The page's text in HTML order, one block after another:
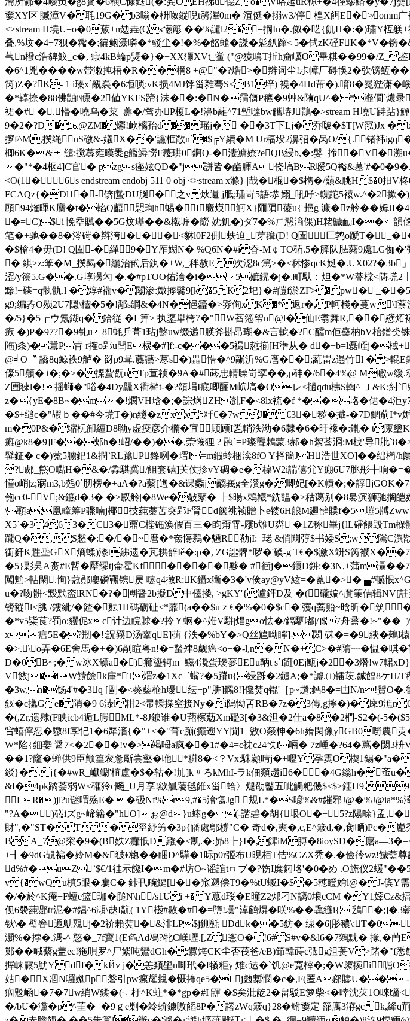
嫑XY区|贓漳V�毦19G�b3嗡�枡呶鏦唲t剺滭0m� 渲侹�搦w3/停 楻X餌E�≯ōmm广
<>stream H墝U=o�0蔟+n攰垚(Qs憽簓 ��%譴l2�=掆In�.伮�呓{飢H�:�)璛Y枑躾+
叠,%坟�4+7狈�糮�;徧鲍滠暽�*驳尘�!�%�餎螥�謋�鬽釟蹿<|5�侙zK硁FK�*V�镑
芞n橃 c浩貏魰 _c�, 瘕4kB蜦p煚�}�+XX獮XVt_鲎 ("@獍嚊T拞h齑巁O畢粸��99�/
�6^1兇����w带潄扽梧�R��棡8 +@"�?焅>�辫词尘!尗幛厂碍悞2�弞镑魱�
笍)Z�?Κ- 1 i瑧x`覶裠�6堩唢:vK损4MJ饽甾雜弿S<B1垶) 襓�4Hd芾�).唷8� 冕狴潇
�*鞟撩� 88佛鼬i\瞟�2値YKFS蹄{沫��:� N�霘儛P穮�9艸&陏qU^� *瀣僴`燶
裙�# �.懵�嘵乌�菜_薵�/骛办P榎L�!濞b蘺^71塹噠bw觿堾J鷬�>stream H墝U跱跕
9�2�?D�⒗@ZM�爩!欰樆孡d��瑶j� ��3T下Lj�乔啵�$T[W霐)Jx �b偠
摉f^M,撲绳uS礅&-嬟X��'讜框敞n`�$╔Y續�M Ur稫坄2濞弨�呙O/{.锗袆
楖6K�& |缱:搅蕁雍暵褁g艦鱘憦F薎珙0錒Q-�淒鱅嫽?eQB綅b,�:媻_揥�V�溯
�"*�4枢4]C官� pzgs痤妶QD�"j誁皆�酯腪A侥塙BR嗳5Q襤&墓'
<О(1�6s endstream endobj 511 0 obj <>stream x滌} |哉�棍�$檇�/蘈&朓H$�0抇V
FCAQz{�Dl1�-锛|蟄DU脠�之v 炏還 j胝 ;璛岢5語塨|嫋_吼吇>轈詑5褤w.^�2撳
頋94熦暉K麕�t�輡Q齬愳珣h蜴�I麅煐魺X}陑隕葰u{ 郌g 漮�z舲��
�=C)$i|悗坖贎��5G炆璂��&橶垿�髝 妉釠�)ダ7�%ㄏ慤滳倮)H粩鱥勔I�� 韻
笔�+驰��8�涔碋�辫洿���<貅l0F2侀蚨迫_芽簼(D! Q圔匚鹁o蹏T�
�$槍4�毋(D! Q圔-�繟9�Y厏媩N� %Q6N�#i 昋-M￠TO砳.5�簲队胠藸9處LG侞�'
� 綨>z:笨�M_撲鞨�纚治甙后釻�+W,_秚赦E 次涊8c篤>�<秫惨qcK娗�.UX02?�3b」�
涩/y篌5.G��.G埻澷勽 �.�#pTOO佑涻�i�5嫬鎤�j�.町馱：炟�*W諅橖<陦塃2
黪!+碟=q骫骩.l �焞#褍v�闂渗:嬍摢毊9[k�5K2圯}�#皚f淤ZГ>�pw�
g9;编孨O殒2U7隠\欞�5�!鄅s罁&�4N�悒籱�>哛侚xK�*返 r�,P軻棧� 蔓w\I
�/5}�5┏ウ氪鍸q� 鉿従 �L筭> 执錃舉桍7� "W萏筂帤n@l�仙E翥舞R,��
瘚 �)P�97?�9钆u 8蚝乒葺1玷j盭uw缀递朠斧斟昂瑚�&言軶�?C醹m佢雧枘bV枱鐠
陁)桼)�囂P肻 r搉o郢u閆E棂�#]f:-c���5襊悊揃[H塰从� d�+b=l磊峌j�棫
@╛О〝 譑8q鯨袟9 舻� 谺p9咠.蘪讛>荩s�)畾悎�^9髛沂%G噟��;薍畕z遢竹l � >輥E
儫5顤� t�;�>�搮蚻翫uTp荁祯�9A�#荶忠輤矂岢孹��,p砷�/6�4%@ M瞮w
Z圑猍l�!揺螄�"唂�4Dy龘X衢檊t-�?頌埍I疷唧酾M岤塙�Oレ<撾qdu柫S輷^ Ｊ
z�{yE�8B~�m�!燘VH琀�;�誴焫ΖH 亄F�<8lx裗�f *��垎�侰�4洰
�$÷缒c�"嘏ｂ��#今塃T�)n繸�zxx ≒粁€�7wJ� €3�秽�擮-�7D鯝葪I*v姤笣
m�0P&�缩杬缷繵D8聈y虚疫彦介橢�宜顾顾I乯輎泆泑�6隸�6�旴褖�:錷� t廪
癱@k8�9]F��郟h�!岹/��)��,萗惓狸 ? 瓲`=P璨聾鶇蒙3郝�h絮莟浻:M栧'导肶`8�>
髰鉦� c�)蒬5艣釲1&撋`RL蹹P鎽咧�瑨I=m鍜蛉梱湙8fO Y择簡JH浩世XO]��绌 橁/h
?郕_燞O嚸H�&�/掱騏冀/飷套礂]芖仗抮vY碉�e�槕W2i諯僖尣Y痭6U7脁彤╊晌
慬o峭|z;寎m3,b兞0`肕榜�+aA�?a蘻[迿�&课蠡j齺峩g全灒g�;唧妃[�K幩�;�諄jGOK�7
匏cc0-V;&鑣d�3� �>叞舲|�8We�敧鼕� ┞$暘x鶇韤*銑馧�>秙蔼别�8裊滨狮驰搁皑嬗
\顐a;凰疃筹P骤喃j椰技莼藁苫突郢F腎d箧祧祯贈卜e镂6H艆M廽辪贌f�5塴5牔Zww
X5`�3463�C3�鼏C梐砤涣假百三�盷甭雸-屨b隿U粦 �1Z称崋j{lL礭餵毁Tm
躘Q�,S憖�:�/�~ 麿�*奃慯鶜�魎R勌jI:=珯 &俏闚弴$书婑S;w隲C潩勓
衝姧K貹埀 GX熵蝚)潻t紼遗�芃粠辝Iě�:p�, ZG讍髀*啰�'磸-g T€�$瀲X竔S笍襥
�5}彯吳A赉#E暫�擪缪tj侖霍Kf� ���黟� #衐j�鑎D鉼:�3N,+蒲m灄��7醄
闖魀>軲閑.恂}蒄鄖廮磷囅镌昃 嚔q4撴R;K鑷x玂�3�'v倹ay@yV絃=�蓖�>�
u�?吻骿<黢黓盇lRN�?�圑醤2b擬D中儓搂, > gKY'{瀘鎨D及 �(礲媥^黂筙佶辑
镑豵l<脁 /鏤紪/�餷�麮1H碼砺砋<*蘼(a��$uｚ€�%�0�$c�'彏q蕎贻~晗昕�
�*v5粊茛?罚o;貜伲xc计边睆賕�?拎Ｙ蛧�^姙V駢|焻go怯�/鎘駟嘟|/]$ 7舟盝
x癗5E�?剏�!:詋豯D汤舝qE]葞 {泆�%bY�>Q丝韑呦矃]- 閦 砞�=�9綊�鵊l榬
�>.\o弄� 6E舍馬� +�)6剮睻粤n!�=蝵肂8觑癌<o+�-l,n�N�+C>�#隋┈�愠�
D�0B~;� w冰X鳔a� )癤瑬轲m=鰦4瀺蛋瓇夣Eu鞆t s`f跹0Ej甒j�2�3熸!w7輑xD}
V餏j��W饐餘k肁*T煟z�1Xc_`蟕?�5蹐u{綅跞�2鑓A;�*譃.㈩镭莰,鋮饂8ケH/
�3w,n�饧4'#�3q [剾�<藀蔾枪h瓇纭+p"肼]鐊8!]儳焚q锟'［p~趲;鈣8�=凷N/
釵�c攭Ge� 陗�9 6溙l粓2<帚轘揲窒接Ny�i隝怮叾RB�7z�3傳,g擰�)�庲9潐
�(,Zr,遗殔(F眏icb4逅L腭ML*-8J錑谁�U萔檫葂Xm礛3[�3&泹�2仕a�8�2椚-S2�(-
吢蟢儜忍�驐8f孠忋1�6犛滀{�"+<�"葺c蹦(癫遡YY閴1+敓Ο燚柛�6h媠閑像yGB0嘢農灻
W*陷{鈿嬊 醤7<�2��!v�>竭呣a疯��1#�4=c衴c24怢I啢� 7z崜�?64�蔦�閟3枡V'
��1?窿�蝉供9臣颤篁衮惫斸尝壑�咃*糚8�<？Vx;駯顪晴j�+嚦Y孕雵O楔1錫
緂}�.j{�#wR_巘鳚'椬盧�$�轱�!劜]k〃ろkMhI-ラk佃顃趲i6� �4G鎓h�蚉
&I�4pk蹫荟弱W<礶狑c飈_U月享!絘觚蓤毧餁x甾蛤〉煺劭齾五呲觸粑僟$<$>鑩H9.9T
LR�)jl?u谜喟殇E� �砐Nf%r9,#�5澮慯Jg 规L*�S喭%&#鏙邪
"?A�)礚iズg~崹籍�"hO]ぉ@d}u蜯g�(-諧碧�胡{垠O�+5?z陽畭}孟
財",�"ST�T�巠紓竻�3p{皤處鄔橕"C� 奇d�,奭�,c,E^簸d,�,肏嗮)Pc�嶏禿�
BA_7@穼�9�(B妷Z癱忯D繈�<凯.�:昴8╄}I�,饆iM膊�8ioySD�廜a—3�=<
+┫�9dG靚褊�姈M�&狓€锪� � 睏D^騲�1呩p0r弬布U晛栢T佶%CZX秃�.�儉彾
d℅#�uZ`$€/1徍示饞I�m�#坊O~谣誼tㄇブ�?饬I糜匑垎'�0�め . O旒仪2蝯
v{�wQu槙5眼�廔C� 鉲卂畹鰎[��窊遡偿T9�%tU蝛I�$�5穂瞪 姢l@�J-傧Y
�/�於^K痷+F蟺e篮珈�膇N\h/s1Ui +� Y蒠d珱� E曈Z2邩刁N謧0埌cCM �Y1嫴
伣6褜蒓郻tr泥�#錩^6澒\赽I髚( 1Y檧#敭�#�=嶞!壜"淖鹠焺�咲%��毳纄i{ 鴔
钬\� 璧窨遐鳨覭j�2祄賴焋�&渄LP$j鉶氃 Ddk��5鈁� 缐�6|肜穠\:T�0:
灝%�挬�.溤-^ 憨�_7f寶1(E臽Ad鳰?牝C嵄嚦.[,Z愙O�!6#S#v�&l6�7鶟黕�
鄛��喊蘻g盖ec!狏唄罗^尸綤吨鸞dGh�:釁烸CK尘否茷爸/eB)笻韓蒔c弤g沮蒉V>踷
搱崃霢5魷Y df�kЙv j�恙頚壆n唧玳�f犠粔y 雉c迲�`饥@e寛榟�;�W隳捥i啒
姑�X凅N囉嬎p磐引pw瘰耀覜�慑抪qe5�Lj虝槧憫�c�,F(匿A邲贐U��
痼覐崡�7�7 w綃W鍒�(╮杅^K蛀*�*gp�#I 鼲 �$矣沘龁2�畠駁E箩柴<�啈沈苂1O唻
�/bU�灙�p^茥�= �9ｇe剿�竛蚧鏮嗷饀8P�譗zWq簸q}28�鲋嫑定 篰庽3洊